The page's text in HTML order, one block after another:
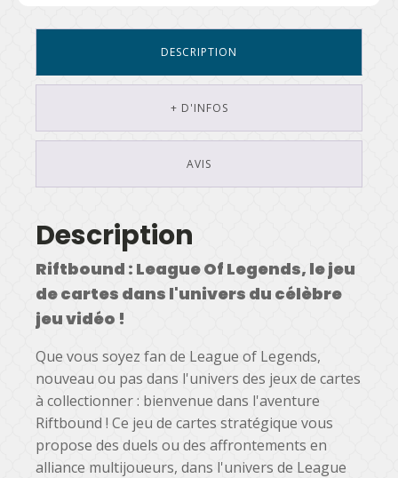
DESCRIPTION
+ D'INFOS
AVIS
Description
Riftbound : League Of Legends, le jeu
de cartes dans l'univers du célèbre
jeu vidéo !
Que vous soyez fan de League of Legends,
nouveau ou pas dans l'univers des jeux de cartes
à collectionner : bienvenue dans l'aventure
Riftbound ! Ce jeu de cartes stratégique vous
propose des duels ou des affrontements en
alliance multijoueurs, dans l'univers de League